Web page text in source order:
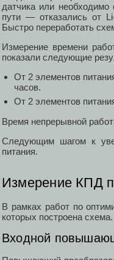
датчика или
пути — отказались от
Быстро переработать
Измерение времени
показали следующие
От 2 элементов
часов.
От 2 элементов
Время непрерывной
Следующим шагом к
питания.
Измерение КПД
В рамках работ по
которых построена схема.
Входной